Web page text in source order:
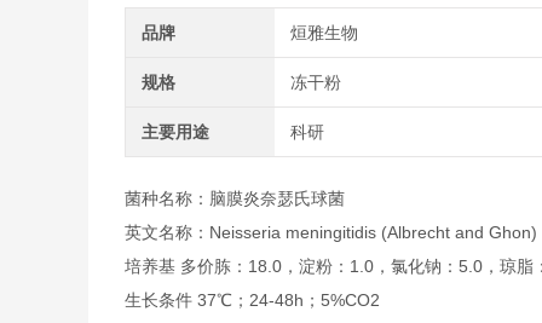
品牌 烜雅生物
规格 冻干粉
主要用途 科研
菌种名称：脑膜炎奈瑟氏球菌
英文名称：Neisseria meningitidis (Albrecht and Ghon)
培养基 多价胨：18.0，淀粉：1.0，氯化钠：5.0，琼
生长条件 37℃；24-48h；5%CO2